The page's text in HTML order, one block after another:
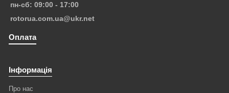
пн-сб: 09:00 - 17:00
rotorua.com.ua@ukr.net
Оплата
Інформація
Про нас